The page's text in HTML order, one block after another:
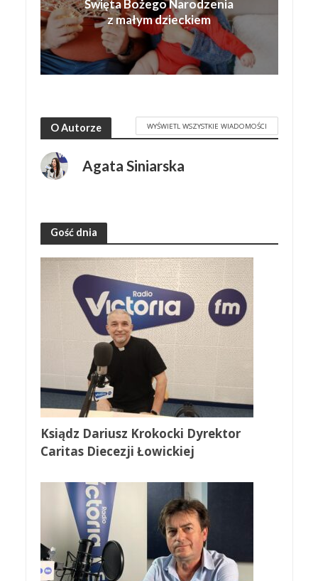
Święta Bożego Narodzenia
z małym dzieckiem
O Autorze WYŚWIETL WSZYSTKIE WIADOMOŚCI
Agata Siniarska
Gość dnia
Ksiądz Dariusz Krokocki Dyrektor
Caritas Diecezji Łowickiej